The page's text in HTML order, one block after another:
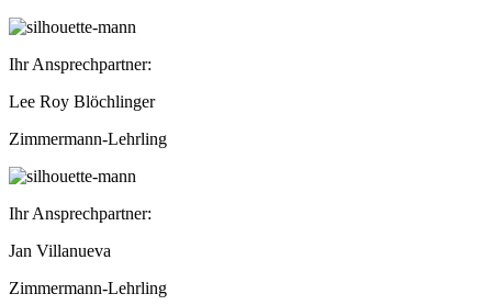
Ihr Ansprechpartner:
Lee Roy Blöchlinger
Zimmermann-Lehrling
Ihr Ansprechpartner:
Jan Villanueva
Zimmermann-Lehrling